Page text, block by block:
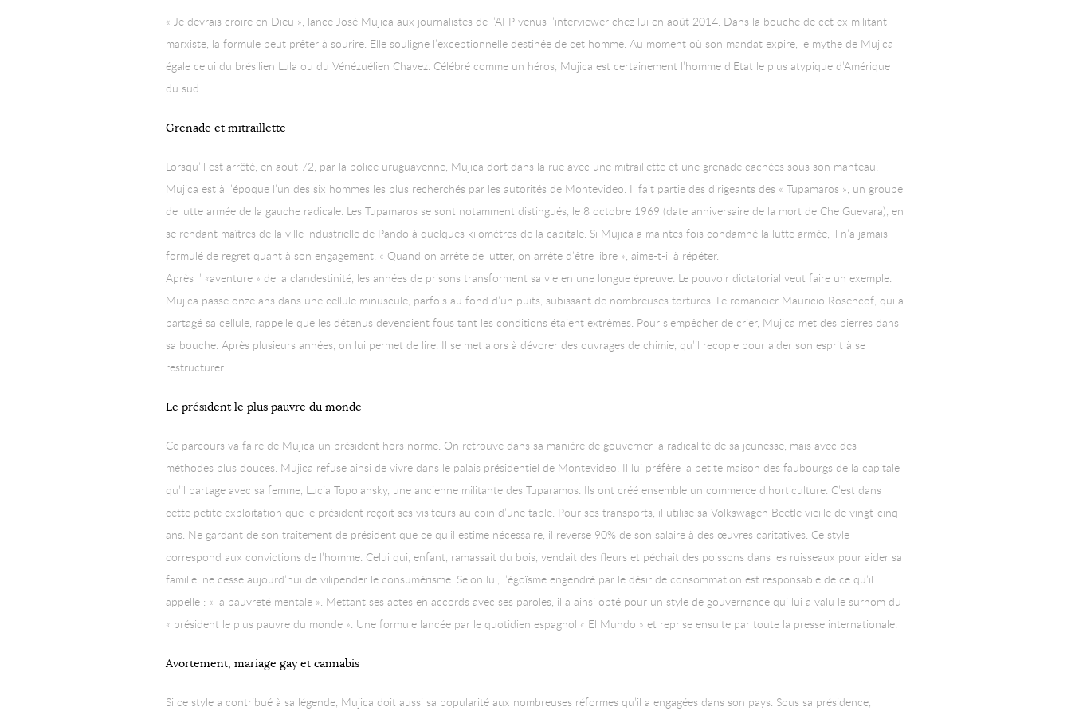
« Je devrais croire en Dieu », lance José Mujica aux journalistes de l’AFP venus l’interviewer chez lui en août 2014. Dans la bouche de cet ex militant
marxiste, la formule peut prêter à sourire. Elle souligne l’exceptionnelle destinée de cet homme. Au moment où son mandat expire, le mythe de Mujica
égale celui du brésilien Lula ou du Vénézuélien Chavez. Célébré comme un héros, Mujica est certainement l’homme d’Etat le plus atypique d’Amérique
du sud.
Grenade et mitraillette
Lorsqu’il est arrêté, en aout 72, par la police uruguayenne, Mujica dort dans la rue avec une mitraillette et une grenade cachées sous son manteau.
Mujica est à l’époque l’un des six hommes les plus recherchés par les autorités de Montevideo. Il fait partie des dirigeants des « Tupamaros », un groupe
de lutte armée de la gauche radicale. Les Tupamaros se sont notamment distingués, le 8 octobre 1969 (date anniversaire de la mort de Che Guevara), en
se rendant maîtres de la ville industrielle de Pando à quelques kilomètres de la capitale. Si Mujica a maintes fois condamné la lutte armée, il n’a jamais
formulé de regret quant à son engagement. « Quand on arrête de lutter, on arrête d’être libre », aime-t-il à répéter.
Après l’ «aventure » de la clandestinité, les années de prisons transforment sa vie en une longue épreuve. Le pouvoir dictatorial veut faire un exemple.
Mujica passe onze ans dans une cellule minuscule, parfois au fond d’un puits, subissant de nombreuses tortures. Le romancier Mauricio Rosencof, qui a
partagé sa cellule, rappelle que les détenus devenaient fous tant les conditions étaient extrêmes. Pour s’empêcher de crier, Mujica met des pierres dans
sa bouche. Après plusieurs années, on lui permet de lire. Il se met alors à dévorer des ouvrages de chimie, qu’il recopie pour aider son esprit à se
restructurer.
Le président le plus pauvre du monde
Ce parcours va faire de Mujica un président hors norme. On retrouve dans sa manière de gouverner la radicalité de sa jeunesse, mais avec des
méthodes plus douces. Mujica refuse ainsi de vivre dans le palais présidentiel de Montevideo. Il lui préfère la petite maison des faubourgs de la capitale
qu’il partage avec sa femme, Lucia Topolansky, une ancienne militante des Tuparamos. Ils ont créé ensemble un commerce d’horticulture. C’est dans
cette petite exploitation que le président reçoit ses visiteurs au coin d’une table. Pour ses transports, il utilise sa Volkswagen Beetle vieille de vingt-cinq
ans. Ne gardant de son traitement de président que ce qu’il estime nécessaire, il reverse 90% de son salaire à des œuvres caritatives. Ce style
correspond aux convictions de l’homme. Celui qui, enfant, ramassait du bois, vendait des fleurs et péchait des poissons dans les ruisseaux pour aider sa
famille, ne cesse aujourd’hui de vilipender le consumérisme. Selon lui, l’égoïsme engendré par le désir de consommation est responsable de ce qu’il
appelle : « la pauvreté mentale ». Mettant ses actes en accords avec ses paroles, il a ainsi opté pour un style de gouvernance qui lui a valu le surnom du
« président le plus pauvre du monde ». Une formule lancée par le quotidien espagnol « El Mundo » et reprise ensuite par toute la presse internationale.
Avortement, mariage gay et cannabis
Si ce style a contribué à sa légende, Mujica doit aussi sa popularité aux nombreuses réformes qu’il a engagées dans son pays. Sous sa présidence,